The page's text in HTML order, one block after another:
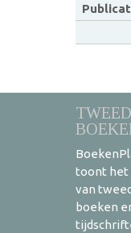
toont het
van
boeken